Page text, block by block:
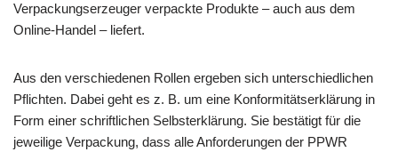
Verpackungserzeuger verpackte Produkte – auch aus dem
Online-Handel – liefert.
Aus den verschiedenen Rollen ergeben sich unterschiedlichen
Pflichten. Dabei geht es z. B. um eine Konformitätserklärung in
Form einer schriftlichen Selbsterklärung. Sie bestätigt für die
jeweilige Verpackung, dass alle Anforderungen der PPWR